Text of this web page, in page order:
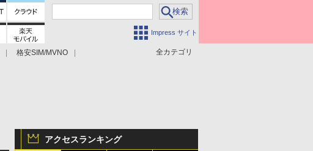
Impress サイト
全カテゴリ
格安SIM/MVNO
アクセスランキング